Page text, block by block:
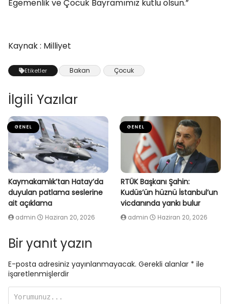
Egemenlik ve Çocuk Bayramımız kutlu olsun.”
Kaynak : Milliyet
Etiketler Bakan Çocuk
İlgili Yazılar
GENEL
Kaymakamlık’tan Hatay’da
duyulan patlama seslerine
ait açıklama
admin Haziran 20, 2026
GENEL
RTÜK Başkanı Şahin:
Kudüs’ün hüznü İstanbul’un
vicdanında yankı bulur
admin Haziran 20, 2026
Bir yanıt yazın
E-posta adresiniz yayınlanmayacak. Gerekli alanlar * ile
işaretlenmişlerdir